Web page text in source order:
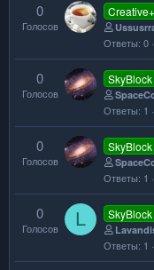
0
Голосов
Creative+
Ответы 0
0
Голосов
SkyBlock
Ответы 1
0
Голосов
SkyBlock
Ответы 1
0
Голосов L SkyBlock
Ответы 1